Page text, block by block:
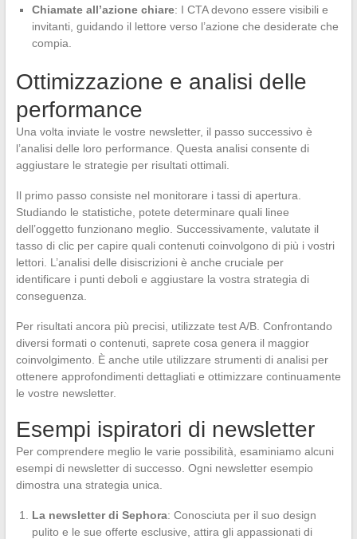
Chiamate all’azione chiare: I CTA devono essere visibili e
invitanti, guidando il lettore verso l’azione che desiderate che
compia.
Ottimizzazione e analisi delle
performance
Una volta inviate le vostre newsletter, il passo successivo è
l’analisi delle loro performance. Questa analisi consente di
aggiustare le strategie per risultati ottimali.
Il primo passo consiste nel monitorare i tassi di apertura.
Studiando le statistiche, potete determinare quali linee
dell’oggetto funzionano meglio. Successivamente, valutate il
tasso di clic per capire quali contenuti coinvolgono di più i vostri
lettori. L’analisi delle disiscrizioni è anche cruciale per
identificare i punti deboli e aggiustare la vostra strategia di
conseguenza.
Per risultati ancora più precisi, utilizzate test A/B. Confrontando
diversi formati o contenuti, saprete cosa genera il maggior
coinvolgimento. È anche utile utilizzare strumenti di analisi per
ottenere approfondimenti dettagliati e ottimizzare continuamente
le vostre newsletter.
Esempi ispiratori di newsletter
Per comprendere meglio le varie possibilità, esaminiamo alcuni
esempi di newsletter di successo. Ogni newsletter esempio
dimostra una strategia unica.
La newsletter di Sephora: Conosciuta per il suo design
pulito e le sue offerte esclusive, attira gli appassionati di